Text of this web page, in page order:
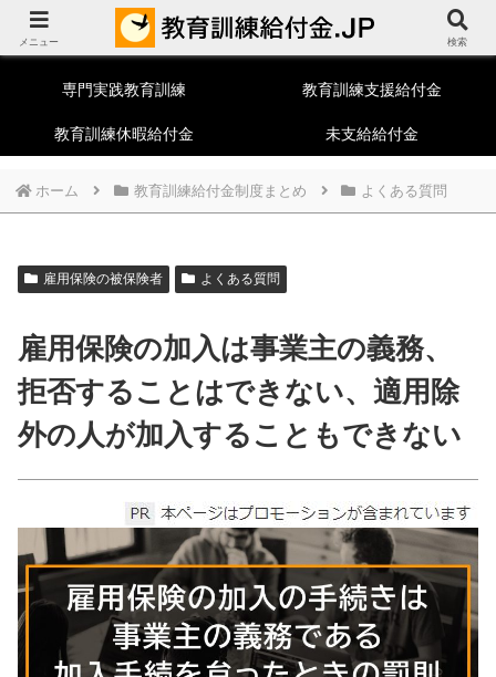
教育訓練給付制度総合ポータルサイト
一般教育訓練
専門実践教育訓練 教育訓練支援給付金
教育訓練休暇給付金 未支給給付金
ホーム 教育訓練給付金制度まとめ よくある質問
雇用保険の被保険者 よくある質問
雇用保険の加入は事業主の義務、
拒否することはできない、適用除
外の人が加入することもできない
メニュー 検索